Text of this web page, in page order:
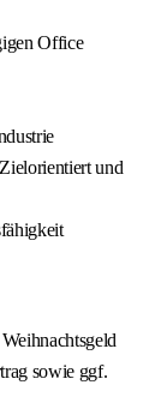
Office
und
sowie ggf.